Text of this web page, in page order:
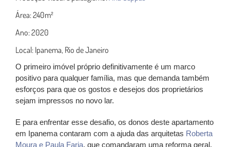
Área: 240m²
Ano: 2020
Local: Ipanema, Rio de Janeiro
O primeiro imóvel próprio definitivamente é um marco
positivo para qualquer família, mas que demanda também
esforços para que os gostos e desejos dos proprietários
sejam impressos no novo lar.
E para enfrentar esse desafio, os donos deste apartamento
em Ipanema contaram com a ajuda das arquitetas Roberta
Moura e Paula Faria, que comandaram uma reforma geral,